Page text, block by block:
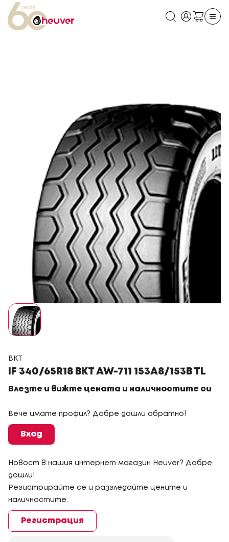
BKT
IF 340/65R18 BKT AW-711 153A8/153B TL
Влезте и вижте цената и наличностите си
Вече имате профил? Добре дошли обратно!
Вход
Новост в нашия интернет магазин Heuver? Добре
дошли!
Регистрирайте се и разгледайте цените и
наличностите.
Регистрация